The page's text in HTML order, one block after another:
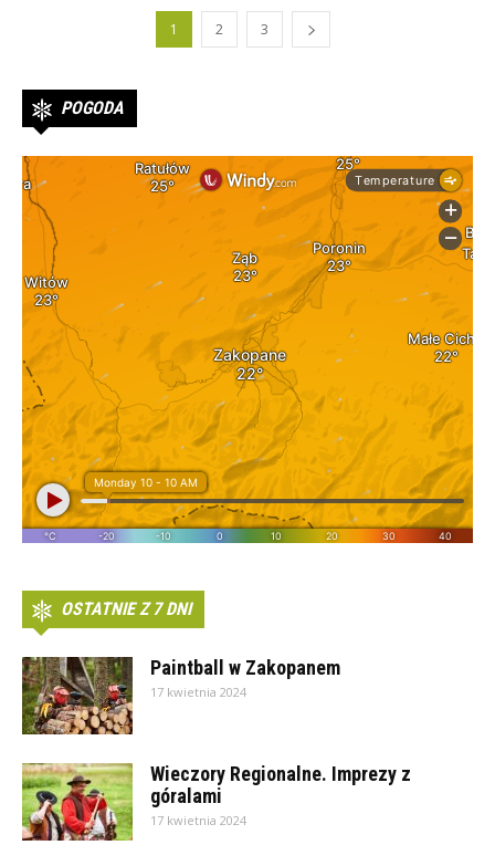
1 2 3
POGODA
OSTATNIE Z 7 DNI
Paintball w Zakopanem
17 kwietnia 2024
Wieczory Regionalne. Imprezy z
góralami
17 kwietnia 2024